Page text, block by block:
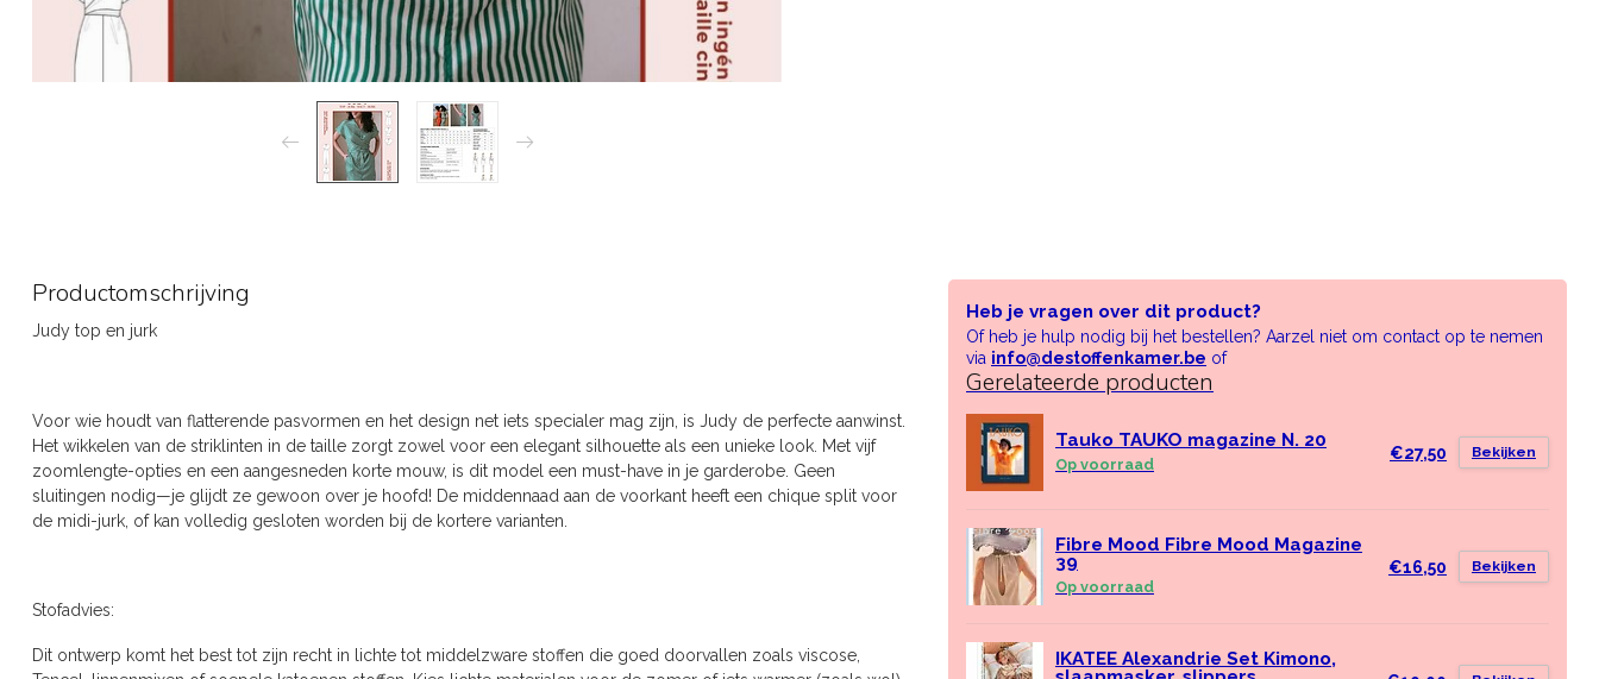
Productomschrijving
Judy top en jurk
Voor wie houdt van flatterende pasvormen en het design net iets specialer mag zijn, is Judy de perfecte aanwinst.
Het wikkelen van de striklinten in de taille zorgt zowel voor een elegant silhouette als een unieke look. Met vijf
zoomlengte-opties en een aangesneden korte mouw, is dit model een must-have in je garderobe. Geen
sluitingen nodig—je glijdt ze gewoon over je hoofd! De middennaad aan de voorkant heeft een chique split voor
de midi-jurk, of kan volledig gesloten worden bij de kortere varianten.
Stofadvies:
Dit ontwerp komt het best tot zijn recht in lichte tot middelzware stoffen die goed doorvallen zoals viscose,
Heb je vragen over dit product?
Of heb je hulp nodig bij het bestellen? Aarzel niet om contact op te nemen
via info@destoffenkamer.be of
Gerelateerde producten
Tauko TAUKO magazine N. 20
Op voorraad
€27,50 Bekijken
Fibre Mood Fibre Mood Magazine
39
Op voorraad
€16,50 Bekijken
IKATEE Alexandrie Set Kimono,